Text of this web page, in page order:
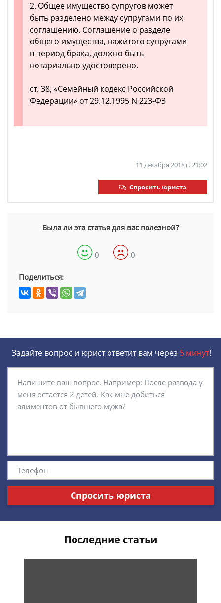
2. Общее имущество супругов может
быть разделено между супругами по их
соглашению. Соглашение о разделе
общего имущества, нажитого супругами
в период брака, должно быть
нотариально удостоверено.
ст. 38, «Семейный кодекс Российской
Федерации» от 29.12.1995 N 223-ФЗ
11 декабря 2018 г. 21:02
Спросить юриста
Была ли эта статья для вас полезной?
0 0
Поделиться:
Задайте вопрос и юрист ответит вам через 5 минут!
Спросить юриста
Последние статьи